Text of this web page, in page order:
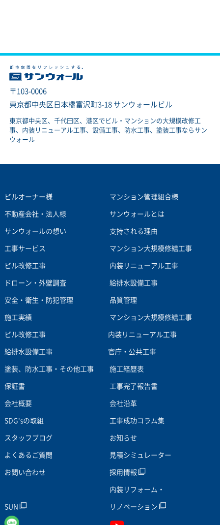
〒103-0006
東京都中央区日本橋富沢町3-18 サンウォールビル
東京都中央区、千代田区、港区でビル・マンションの大規模改修工
事、内装リニューアル工事、設備工事、防水工事、塗装工事ならサン
ウォール
ビルオーナー様 マンション管理組合様
不動産会社・法人様 サンウォールとは
サンウォールの想い 支持される理由
工事サービス マンション大規模修繕工事
ビル改修工事 内装リニューアル工事
ドローン・外壁調査 給排水設備工事
安全・衛生・防犯管理 品質管理
施工実績 マンション大規模修繕工事
ビル改修工事 内装リニューアル工事
給排水設備工事 官庁・公共工事
塗装、防水工事・その他工事 施工経歴表
保証書 工事完了報告書
会社概要 会社沿革
SDG'sの取組 工事成功コラム集
スタッフブログ お知らせ
よくあるご質問 見積シミュレーター
お問い合わせ 採用情報
SUN
内装リフォーム・
リノベーション